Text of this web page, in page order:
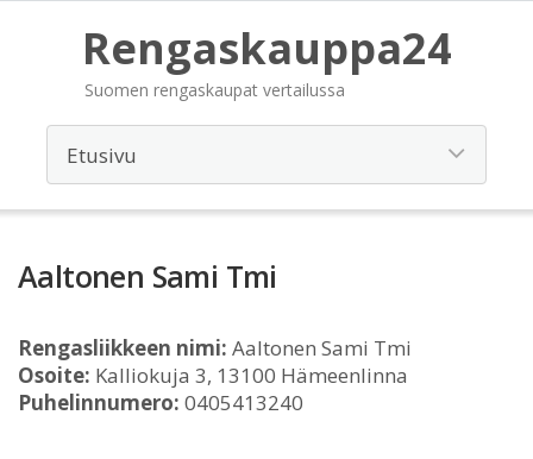
Rengaskauppa24
Suomen rengaskaupat vertailussa
Aaltonen Sami Tmi
Rengasliikkeen nimi: Aaltonen Sami Tmi
Osoite: Kalliokuja 3, 13100 Hämeenlinna
Puhelinnumero: 0405413240